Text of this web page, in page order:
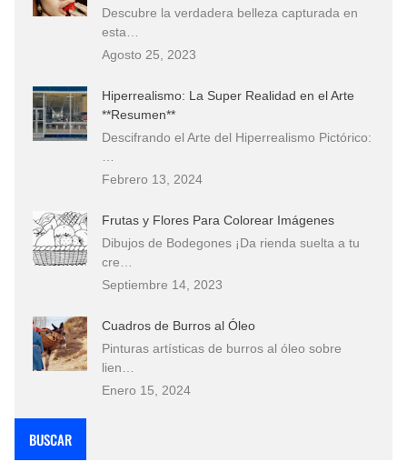
Descubre la verdadera belleza capturada en
esta…
Agosto 25, 2023
Hiperrealismo: La Super Realidad en el Arte
**Resumen**
Descifrando el Arte del Hiperrealismo Pictórico:
Febrero 13, 2024
Frutas y Flores Para Colorear Imágenes
Dibujos de Bodegones ¡Da rienda suelta a tu
cre…
Septiembre 14, 2023
Cuadros de Burros al Óleo
Pinturas artísticas de burros al óleo sobre
lien…
Enero 15, 2024
BUSCAR